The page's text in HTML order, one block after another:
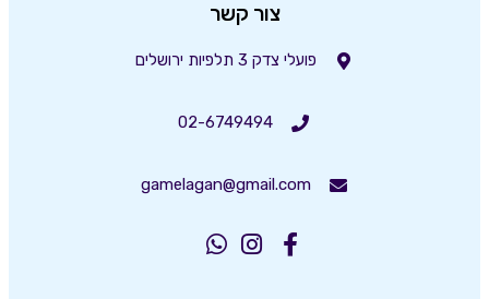
צור קשר
פועלי צדק 3 תלפיות ירושלים
02-6749494
gamelagan@gmail.com